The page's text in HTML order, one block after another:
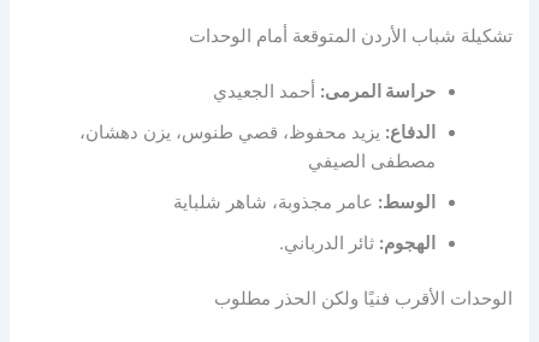
تشكيلة شباب الأردن المتوقعة أمام الوحدات
حراسة المرمى: أحمد الجعيدي
الدفاع: يزيد محفوظ، قصي طنوس، يزن دهشان،
مصطفى الصيفي
الوسط: عامر مجذوبة، شاهر شلباية
الهجوم: ثائر الدرباني.
الوحدات الأقرب فنيًا ولكن الحذر مطلوب